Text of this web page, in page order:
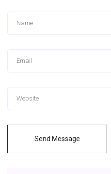
Send Message